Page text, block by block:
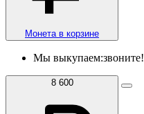
Монета в корзине
Мы выкупаем:звоните!
8 600